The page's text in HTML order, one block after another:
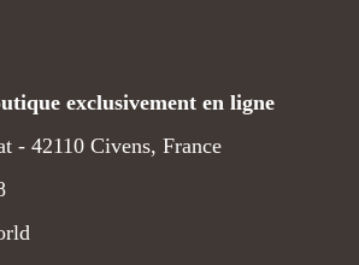
exclusivement en ligne
- 42110 Civens, France